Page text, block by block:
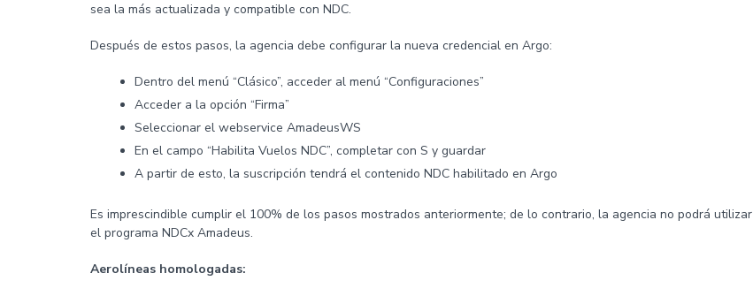
sea la más actualizada y compatible con NDC.
Después de estos pasos, la agencia debe configurar la nueva credencial en Argo:
Dentro del menú “Clásico”, acceder al menú “Configuraciones”
Acceder a la opción “Firma”
Seleccionar el webservice AmadeusWS
En el campo “Habilita Vuelos NDC”, completar con S y guardar
A partir de esto, la suscripción tendrá el contenido NDC habilitado en Argo
Es imprescindible cumplir el 100% de los pasos mostrados anteriormente; de lo contrario, la agencia no podrá utilizar
el programa NDCx Amadeus.
Aerolíneas homologadas: